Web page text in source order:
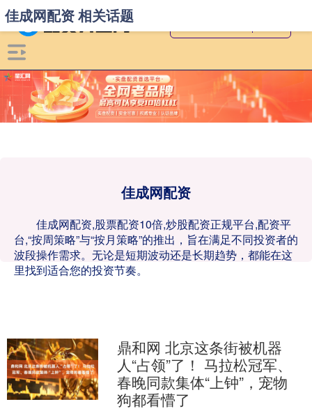
佳成网配资
佳成网配资,股票配资10倍,炒股配资正规平台,配资平
台,“按周策略”与“按月策略”的推出，旨在满足不同投资者的
波段操作需求。无论是短期波动还是长期趋势，都能在这
里找到适合您的投资节奏。
佳成网配资 相关话题
鼎和网 北京这条街被机器
人“占领”了！ 马拉松冠军、
春晚同款集体“上钟”，宠物
狗都看懵了